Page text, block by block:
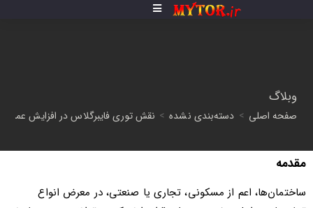
وبلاگ
صفحه اصلی > دسته‌بندی نشده > نقش توری فایبرگلاس در افزایش عمر
مقدمه
ساختمان‌ها، اعم از مسکونی، تجاری یا صنعتی، در معرض انواع